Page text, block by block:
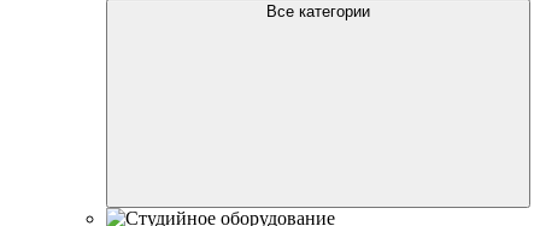
Все категории